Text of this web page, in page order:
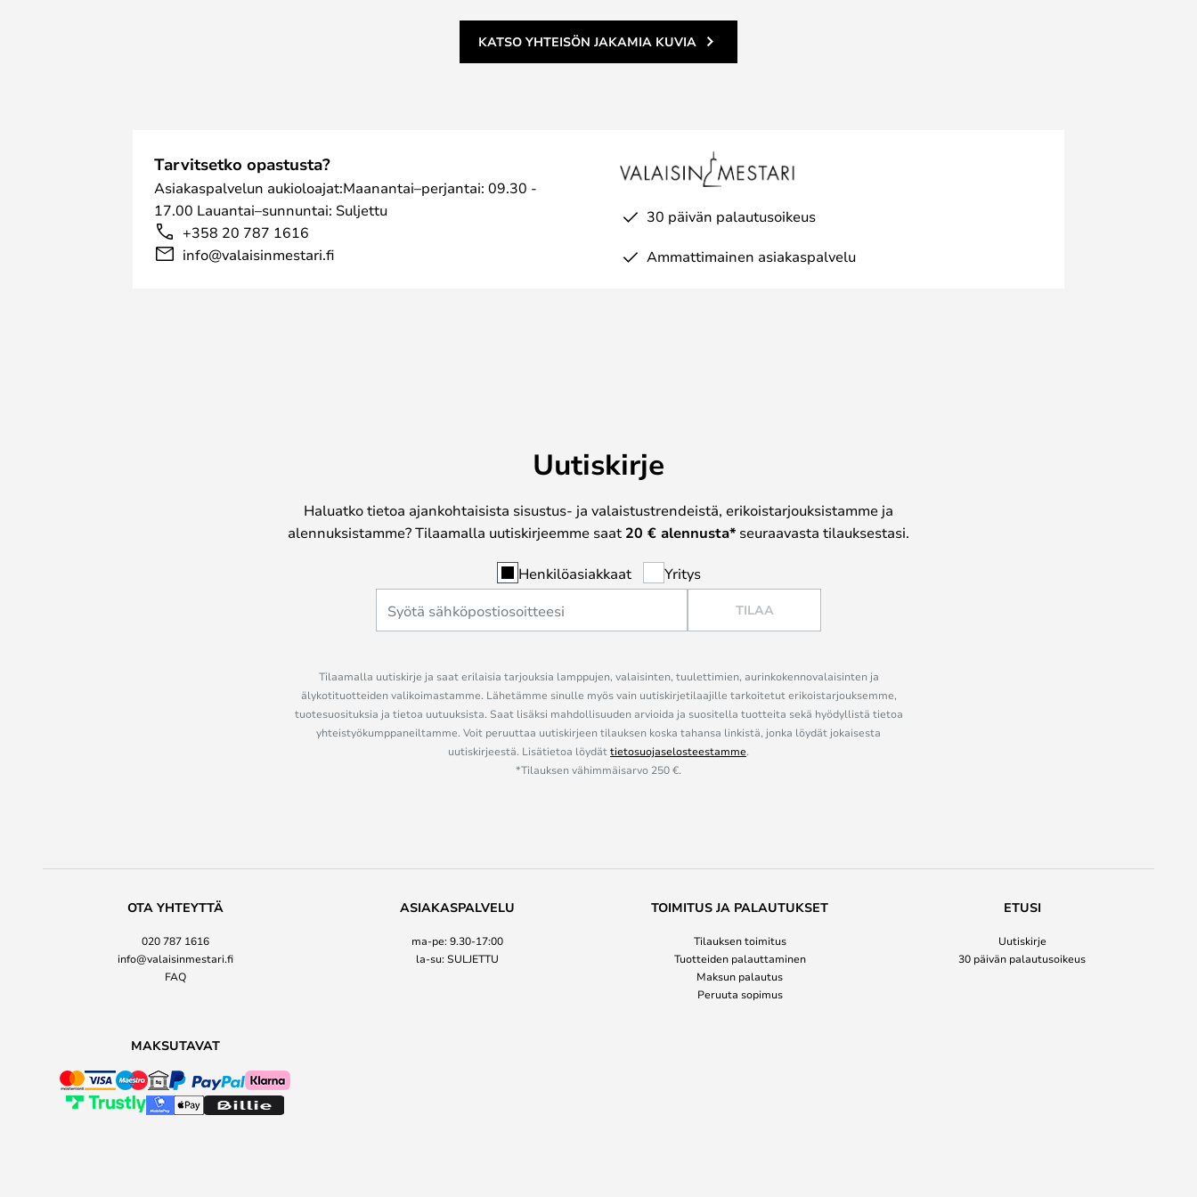
KATSO YHTEISÖN JAKAMIA KUVIA
Tarvitsetko opastusta?
Asiakaspalvelun aukioloajat:Maanantai–perjantai: 09.30 -
17.00 Lauantai–sunnuntai: Suljettu
+358 20 787 1616
info@valaisinmestari.fi
30 päivän palautusoikeus
Ammattimainen asiakaspalvelu
Uutiskirje
Haluatko tietoa ajankohtaisista sisustus- ja valaistustrendeistä, erikoistarjouksistamme ja
alennuksistamme? Tilaamalla uutiskirjeemme saat 20 € alennusta* seuraavasta tilauksestasi.
Henkilöasiakkaat Yritys
TILAA
Tilaamalla uutiskirje ja saat erilaisia tarjouksia lamppujen, valaisinten, tuulettimien, aurinkokennovalaisinten ja
älykotituotteiden valikoimastamme. Lähetämme sinulle myös vain uutiskirjetilaajille tarkoitetut erikoistarjouksemme,
tuotesuosituksia ja tietoa uutuuksista. Saat lisäksi mahdollisuuden arvioida ja suositella tuotteita sekä hyödyllistä tietoa
yhteistyökumppaneiltamme. Voit peruuttaa uutiskirjeen tilauksen koska tahansa linkistä, jonka löydät jokaisesta
uutiskirjeestä. Lisätietoa löydättietosuojaselosteestamme.
*Tilauksen vähimmäisarvo 250 €.
OTA YHTEYTTÄ
020 787 1616
info@valaisinmestari.fi
FAQ
ASIAKASPALVELU
ma-pe: 9.30-17:00
la-su: SULJETTU
TOIMITUS JA PALAUTUKSET
Tilauksen toimitus
Tuotteiden palauttaminen
Maksun palautus
Peruuta sopimus
ETUSI
Uutiskirje
30 päivän palautusoikeus
MAKSUTAVAT